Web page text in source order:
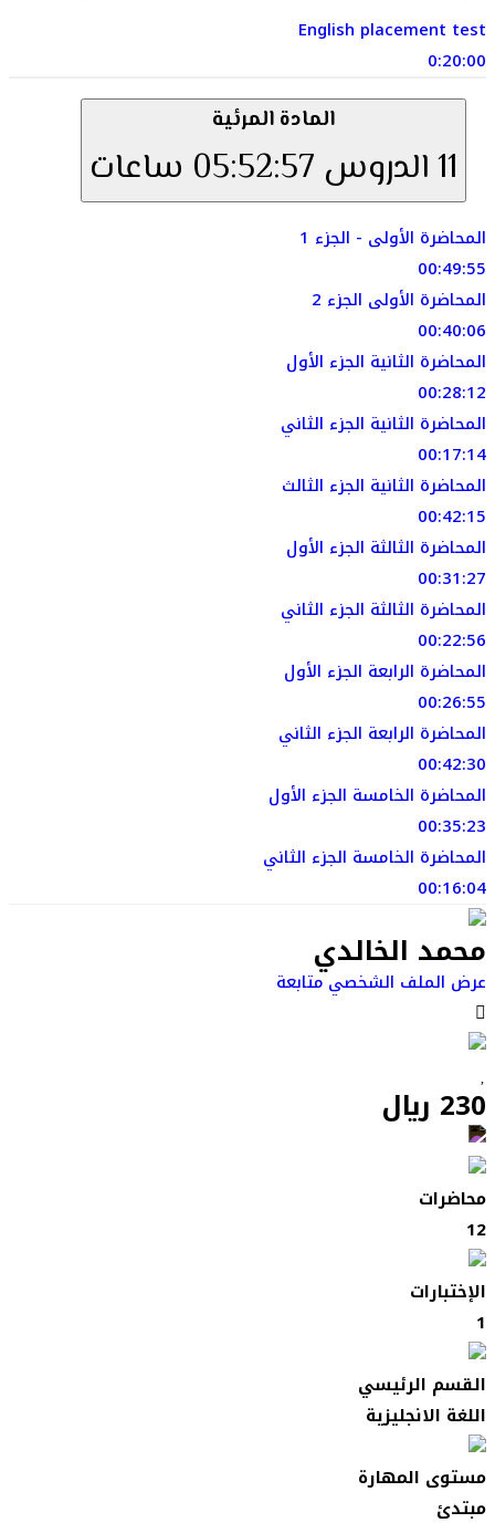
English placement test
0:20:00
المادة المرئية
11 الدروس 05:52:57 ساعات
المحاضرة الأولى - الجزء 1
00:49:55
المحاضرة الأولى الجزء 2
00:40:06
المحاضرة الثانية الجزء الأول
00:28:12
المحاضرة الثانية الجزء الثاني
00:17:14
المحاضرة الثانية الجزء الثالث
00:42:15
المحاضرة الثالثة الجزء الأول
00:31:27
المحاضرة الثالثة الجزء الثاني
00:22:56
المحاضرة الرابعة الجزء الأول
00:26:55
المحاضرة الرابعة الجزء الثاني
00:42:30
المحاضرة الخامسة الجزء الأول
00:35:23
المحاضرة الخامسة الجزء الثاني
00:16:04
محمد الخالدي
عرض الملف الشخصيمتابعة
230 ﷼
محاضرات
12
الإختبارات
1
القسم الرئيسي
اللغة الانجليزية
مستوى المهارة
مبتدئ